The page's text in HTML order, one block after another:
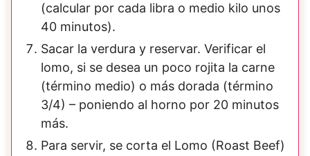
(calcular por cada libra o medio kilo unos
40 minutos).
Sacar la verdura y reservar. Verificar el
lomo, si se desea un poco rojita la carne
(término medio) o más dorada (término
3/4) – poniendo al horno por 20 minutos
más.
Para servir, se corta el Lomo (Roast Beef)